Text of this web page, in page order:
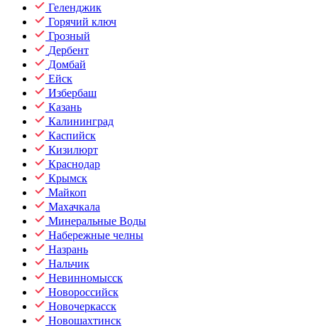
Геленджик
Горячий ключ
Грозный
Дербент
Домбай
Ейск
Избербаш
Казань
Калининград
Каспийск
Кизилюрт
Краснодар
Крымск
Майкоп
Махачкала
Минеральные Воды
Набережные челны
Назрань
Нальчик
Невинномысск
Новороссийск
Новочеркасск
Новошахтинск